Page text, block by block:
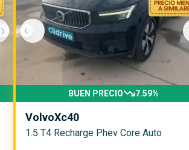
BUEN PRECIO 7.59%
VolvoXc40
1.5 T4 Recharge Phev Core Auto